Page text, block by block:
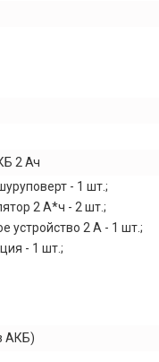
2 Ач
- 1 шт.;
2 А*ч - 2 шт.;
устройство 2 А - 1 шт.;
- 1 шт.;
АКБ)